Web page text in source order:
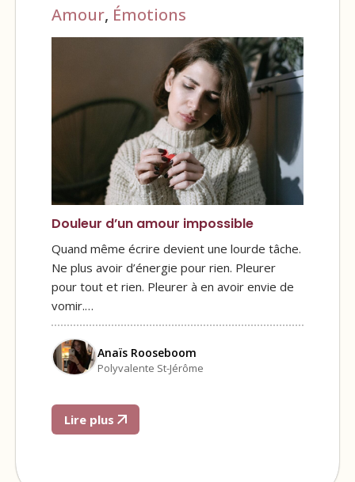
Amour, Émotions
Douleur d’un amour impossible
Quand même écrire devient une lourde tâche.
Ne plus avoir d’énergie pour rien. Pleurer
pour tout et rien. Pleurer à en avoir envie de
vomir.…
Anaïs Rooseboom
Polyvalente St-Jérôme
Lire plus